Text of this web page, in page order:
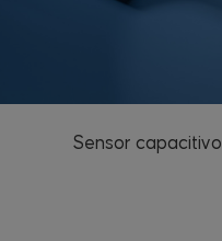
Sensor capacitivo